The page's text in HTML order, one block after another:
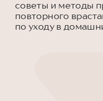
советы и методы
повторного
по уходу в